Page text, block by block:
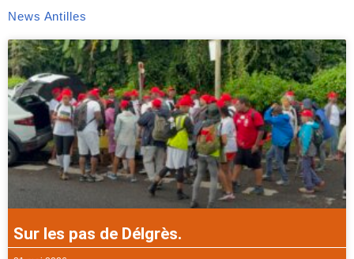
News Antilles
Sur les pas de Délgrès.